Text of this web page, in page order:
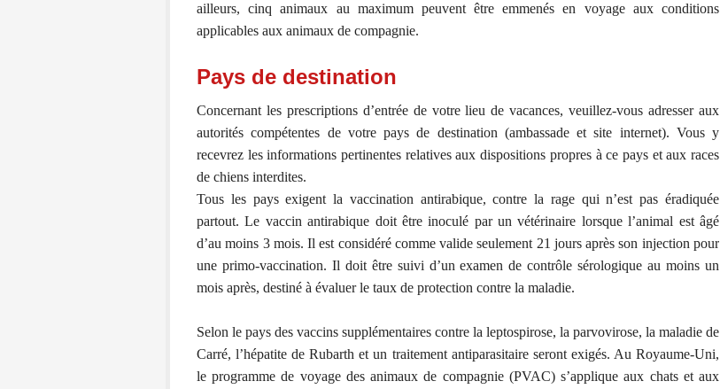
ailleurs, cinq animaux au maximum peuvent être emmenés en voyage aux conditions
applicables aux animaux de compagnie.
Pays de destination
Concernant les prescriptions d’entrée de votre lieu de vacances, veuillez-vous adresser aux
autorités compétentes de votre pays de destination (ambassade et site internet). Vous y
recevrez les informations pertinentes relatives aux dispositions propres à ce pays et aux races
de chiens interdites.
Tous les pays exigent la vaccination antirabique, contre la rage qui n’est pas éradiquée
partout. Le vaccin antirabique doit être inoculé par un vétérinaire lorsque l’animal est âgé
d’au moins 3 mois. Il est considéré comme valide seulement 21 jours après son injection pour
une primo-vaccination. Il doit être suivi d’un examen de contrôle sérologique au moins un
mois après, destiné à évaluer le taux de protection contre la maladie.
Selon le pays des vaccins supplémentaires contre la leptospirose, la parvovirose, la maladie de
Carré, l’hépatite de Rubarth et un traitement antiparasitaire seront exigés. Au Royaume-Uni,
le programme de voyage des animaux de compagnie (PVAC) s’applique aux chats et aux